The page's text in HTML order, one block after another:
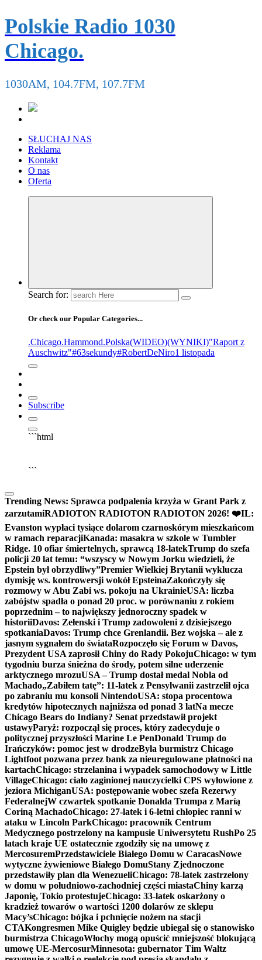
Polskie Radio 1030
Chicago.
1030AM, 104.7FM, 107.7FM
SŁUCHAJ NAS
Reklama
Kontakt
O nas
Oferta
Search for:
Or check our Popular Categories...
.Chicago.Hammond.Polska(WIDEO)(WYNIKI)"Raport z
Auschwitz"#63sekundy#RobertDeNiro1 listopada
Subscribe
```html
```
Trending News: Sprawca podpalenia krzyża w Grant Park z
zarzutamiRADIOTON RADIOTON RADIOTON 2026! ❤️IL:
Evanston wypłaci tysiące dolarom czarnoskórym mieszkańcom
w ramach reparacjiKanada: masakra w szkole w Tumbler
Ridge. 10 ofiar śmiertelnych, sprawcą 18-latekTrump do szefa
policji 20 lat temu: “wszyscy w Nowym Jorku wiedzieli, że
Epstein był obrzydliwy”Premier Wielkiej Brytanii wyklucza
dymisję ws. kontrowersji wokół EpsteinaZakończyły się
rozmowy w Abu Zabi ws. pokoju na UkrainieUSA: liczba
zabójstw spadła o ponad 20 proc. w porównaniu z rokiem
poprzednim – to największy jednoroczny spadek w
historiiDavos: Zełenski i Trump zadowoleni z dzisiejszego
spotkaniaDavos: Trump chce Grenlandii. Bez wojska – ale z
jasnym sygnałem do świataRozpoczęło się Forum w Davos,
Prezydent USA zaprosił Chiny do Rady PokojuChicago: w tym
tygodniu burza śnieżna do środy, potem silne uderzenie
arktycznego mrozuUSA – Trump dostał medal Nobla od
Machado„Zabiłem tatę”: 11-latek z Pensylwanii zastrzelił ojca
po zabraniu mu konsoli NintendoUSA: stopa procentowa
kredytów hipotecznych najniższa od ponad 3 latNa mecze
Chicago Bears do Indiany? Senat przedstawił projekt
ustawyParyż: rozpoczął się proces, który zadecyduje o
politycznej przyszłości Marine Le PenDonald Trump do
Irańczyków: pomoc jest w drodzeByła burmistrz Chicago
Lightfoot pozwana przez bank za nieuregulowane płatności na
kartachChicago: strzelanina i wypadek samochodowy w Little
VillageChicago: ciało zaginionej nauczycielki CPS wyłowione z
jeziora MichiganUSA: postępowanie wobec szefa Rezerwy
FederalnejW czwartek spotkanie Donalda Trumpa z Maríą
Coriną MachadoChicago: 27-latek i 6-letni chłopiec ranni w
ataku w Lincoln ParkChicago: pracownik Centrum
Medycznego postrzelony na kampusie Uniwersytetu RushPo 25
latach kraje UE ostatecznie zgodziły się na umowę z
MercosuremPrzedstawiciele Białego Domu w CaracasNowe
wytyczne żywieniowe Białego DomuStany Zjednoczone
przedstawiły plan dla WenezueliChicago: 78-latek zastrzelony
w domu w południowo-zachodniej części miastaChiny karzą
Japonię, Tokio protestujeChicago: 33-latek oskarżony o
kradzież towarów o wartości 1200 dolarów ze sklepu
Macy’sChicago: bójka i pchnięcie nożem na stacji
CTAKongresmen Mike Quigley będzie ubiegał się o stanowisko
burmistrza ChicagoWłochy mogą opuścić mniejszość blokującą
umowę UE-MercosurMinnesota: gubernator Tim Waltz